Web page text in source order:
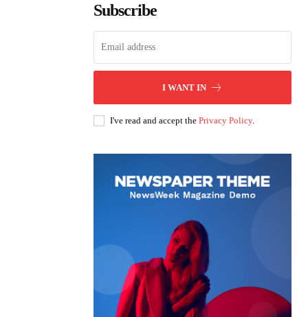
Subscribe
I WANT IN
I've read and accept the Privacy Policy.